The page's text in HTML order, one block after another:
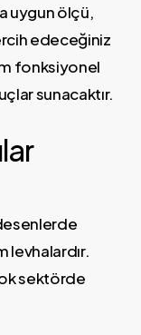
uygun ölçü,
edeceğiniz
fonksiyonel
sunacaktır.
levhalardır.
sektörde